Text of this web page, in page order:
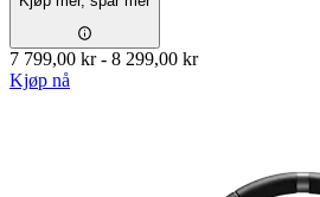
7 799,00 kr- 8 299,00 kr
Kjøp nå